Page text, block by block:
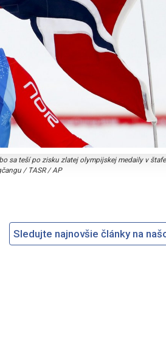
sa teší po zisku zlatej olympijskej medaily v
/ TASR / AP
Sledujte najnovšie články na